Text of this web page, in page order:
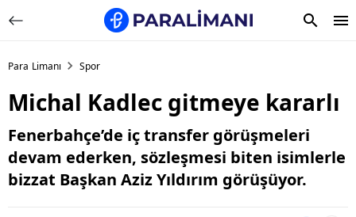
Para Limanı Spor
Michal Kadlec gitmeye kararlı
Fenerbahçe’de iç transfer görüşmeleri
devam ederken, sözleşmesi biten isimlerle
bizzat Başkan Aziz Yıldırım görüşüyor.